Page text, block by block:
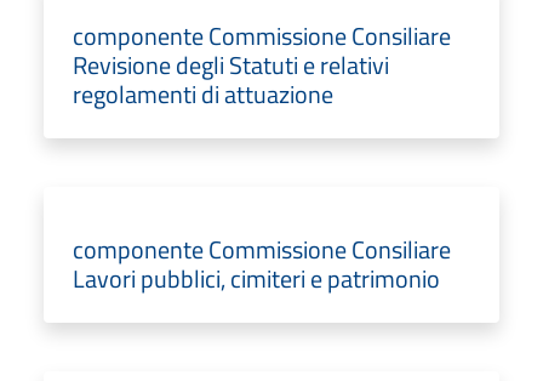
componente Commissione Consiliare
Revisione degli Statuti e relativi
regolamenti di attuazione
componente Commissione Consiliare
Lavori pubblici, cimiteri e patrimonio